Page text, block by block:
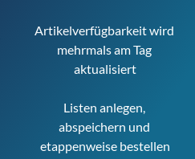
Artikelverfügbarkeit wird
mehrmals am Tag
aktualisiert
Listen anlegen,
abspeichern und
etappenweise bestellen